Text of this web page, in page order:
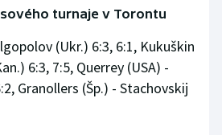
turnaje v Torontu
(Ukr.) 6:3, 6:1, Kukuškin
6:3, 7:5, Querrey (USA) -
Granollers (Šp.) - Stachovskij